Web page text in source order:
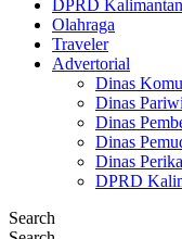
DPRD
Olahraga
Traveler
Advertorial
Dinas
Dinas
Dinas
Dinas
Dinas
DPRD
Search